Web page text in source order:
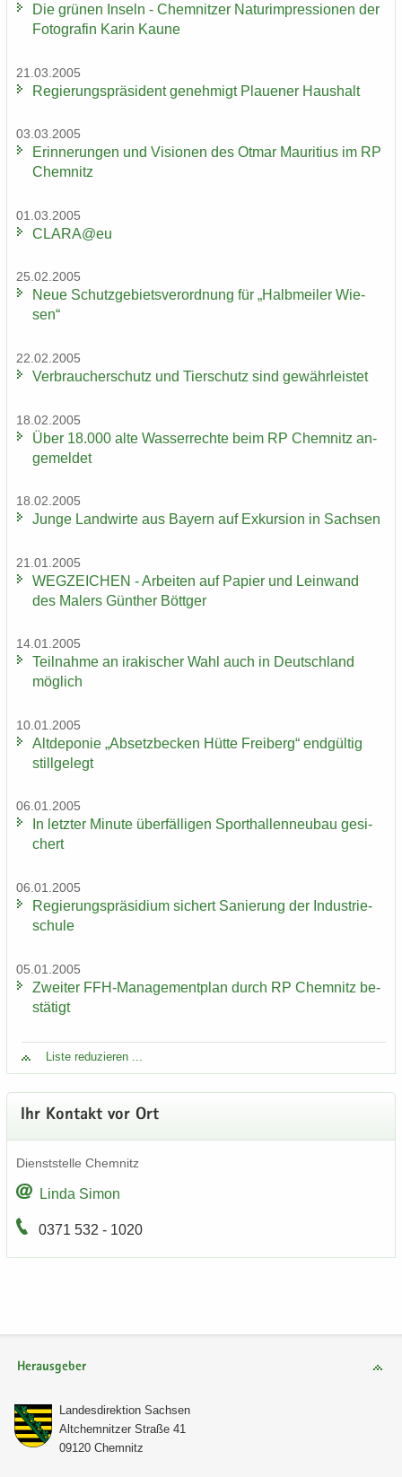
Die grü­nen In­seln - Chem­nit­zer Na­turim­pres­sio­nen der
Fo­to­gra­fin Karin Kaune
21.03.2005
Re­gie­rungs­prä­si­dent ge­neh­migt Plaue­ner Haus­halt
03.03.2005
Er­in­ne­run­gen und Vi­sio­nen des Otmar Mau­ri­ti­us im RP
Chem­nitz
01.03.2005
CLARA@eu
25.02.2005
Neue Schutz­ge­biets­ver­ord­nung für „Halb­mei­ler Wie­
sen“
22.02.2005
Ver­brau­cher­schutz und Tier­schutz sind ge­währ­leis­tet
18.02.2005
Über 18.000 alte Was­ser­rech­te beim RP Chem­nitz an­
ge­mel­det
18.02.2005
Junge Land­wir­te aus Bay­ern auf Ex­kur­si­on in Sach­sen
21.01.2005
WEG­ZEI­CHEN - Ar­bei­ten auf Pa­pier und Lein­wand
des Ma­lers Gün­ther Bött­ger
14.01.2005
Teil­nah­me an ira­ki­scher Wahl auch in Deutsch­land
mög­lich
10.01.2005
Alt­de­po­nie „Ab­setz­be­cken Hütte Frei­berg“ end­gül­tig
still­ge­legt
06.01.2005
In letz­ter Mi­nu­te über­fäl­li­gen Sport­hal­len­neu­bau ge­si­
chert
06.01.2005
Re­gie­rungs­prä­si­di­um si­chert Sa­nie­rung der In­dus­trie­
schu­le
05.01.2005
Zwei­ter FFH-​Managementplan durch RP Chem­nitz be­
stä­tigt
Liste re­du­zie­ren ...
Ihr Kon­takt vor Ort
Dienst­stel­le Chem­nitz
Linda Simon
0371 532 - 1020
Herausgeber
Lan­des­di­rek­ti­on Sach­sen
Alt­chem­nit­zer Stra­ße 41
09120 Chem­nitz